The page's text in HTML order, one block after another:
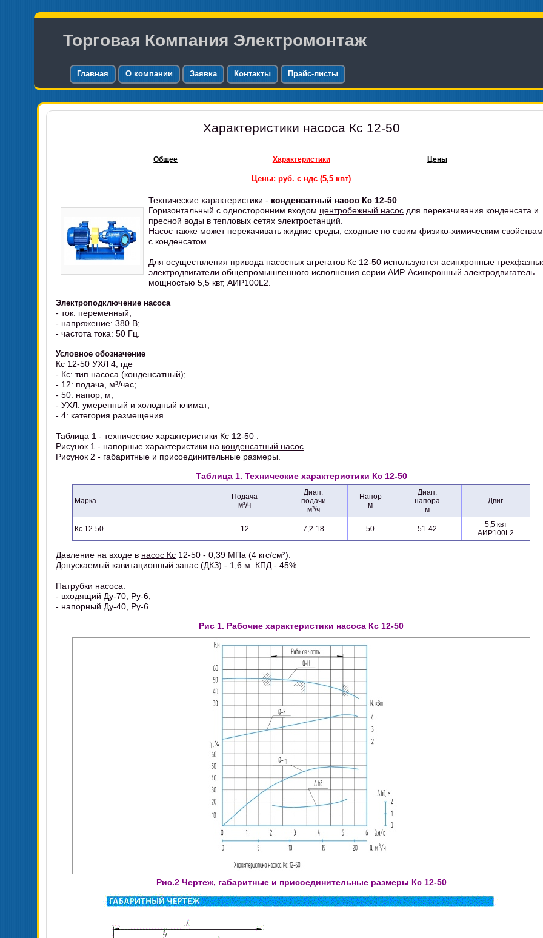
Торговая Компания Электромонтаж
Главная О компании Заявка Контакты Прайс-листы
Характеристики насоса Кс 12-50
Общее Характеристики Цены
Цены: руб. с ндс (5,5 квт)
Технические характеристики - конденсатный насос Кс 12-50
Горизонтальный с односторонним входом центробежный насос для перекачивания конденсата и
пресной воды в тепловых сетях электростанций.
Насос также может перекачивать жидкие среды, сходные по своим физико-химическим свойствам
с конденсатом.
Для осуществления привода насосных агрегатов Кс 12-50 используются асинхронные
электродвигатели общепромышленного исполнения серии АИР. Асинхронный электродвигатель
мощностью 5,5 квт, АИР100L2.
Электроподключение насоса
- ток: переменный;
- напряжение: 380 В;
- частота тока: 50 Гц.
Условное обозначение
Кс 12-50 УХЛ 4, где
- Кс: тип насоса (конденсатный);
- 12: подача, м³/час;
- 50: напор, м;
- УХЛ: умеренный и холодный климат;
- 4: категория размещения.
Таблица 1 - технические характеристики Кс 12-50 .
Рисунок 1 - напорные характеристики на конденсатный насос
Рисунок 2 - габаритные и присоединительные размеры.
Таблица 1. Технические характеристики Кс 12-50
Марка
Подача
м³/ч
Диап.
подачи
м³/ч
Напор
м
Диап.
напора
м
Двиг.
Кс 12-50 12 7,2-18 50 51-42
5,5 квт
АИР100L2
Давление на входе в насос Кс 12-50 - 0,39 МПа (4 кгс/см²).
Допускаемый кавитационный запас (ДКЗ) - 1,6 м. КПД - 45%.
Патрубки насоса:
- входящий Ду-70, Ру-6;
- напорный Ду-40, Ру-6.
Рис 1. Рабочие характеристики насоса Кс 12-50
Рис.2 Чертеж, габаритные и присоединительные размеры Кс 12-50